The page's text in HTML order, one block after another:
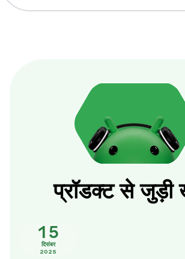
प्रॉडक्ट से जुड़ी
15
दिसंबर
2025